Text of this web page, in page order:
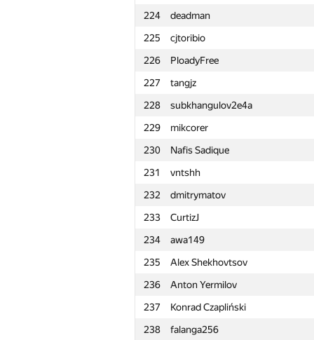
224
deadman
225
cjtoribio
226
PloadyFree
227
tangjz
228
subkhangulov2e4a
229
mikcorer
230
Nafis Sadique
231
vntshh
232
dmitrymatov
233
CurtizJ
234
awa149
235
Alex Shekhovtsov
236
Anton Yermilov
237
Konrad Czapliński
238
falanga256
201 Maxim Yagafarov
202
IgorKoval
203
Данил Безенов
204
Barish Oksigen Namazov
205
Magguzo
206
eulerscheZahl
207
darnley
208
Алексей Шишкин
209
RahimMammadli
210
Мехрубон
211
chpipis
212
NikitaSechko
213
DryukAlex
214
exoji2e
215
Vladislav07112000